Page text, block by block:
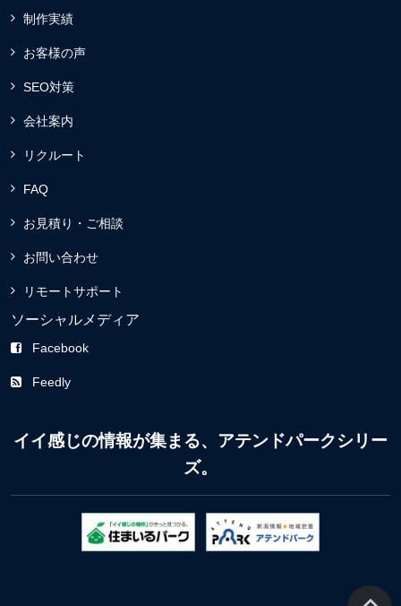
制作実績
お客様の声
SEO対策
会社案内
リクルート
FAQ
お見積り・ご相談
お問い合わせ
リモートサポート
ソーシャルメディア
Facebook
Feedly
イイ感じの情報が集まる、アテンドパークシリー
ズ。